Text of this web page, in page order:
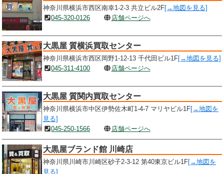
神奈川県横浜市西区南幸1-2-3 共立ビル2F[→地図を見る]
045-320-0126
店舗ページへ
大黒屋 質横浜買取センター
神奈川県横浜市西区岡野1-12-13 千代田ビル1F[→地図を見る]
045-311-4100
店舗ページへ
大黒屋 質関内買取センター
神奈川県横浜市中区伊勢佐木町1-4-7 マリヤビル1F[→地図を
見る]
045-250-1566
店舗ページへ
大黒屋ブランド館 川崎店
神奈川県川崎市川崎区砂子2-3-12 第40東京ビル1F[→地図を
見る]